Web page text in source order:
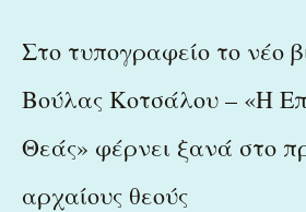
c
f
o
Στο τυπογραφείο το νέο
Βούλας Κοτσάλου – «Η
Θεάς» φέρνει ξανά στο
αρχαίους θεούς